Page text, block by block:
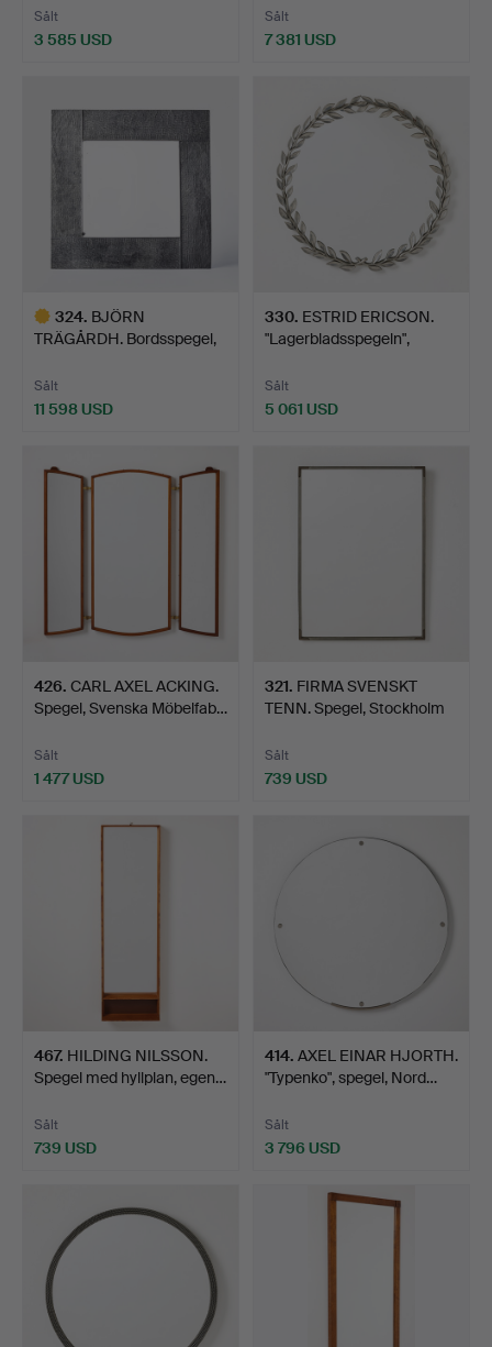
Sålt
3 585 USD
Sålt
7 381 USD
324. BJÖRN
TRÄGÅRDH. Bordsspegel,
Sålt
11 598 USD
föremål
330. ESTRID ERICSON.
"Lagerbladsspegeln",
Sålt
5 061 USD
426. CARL AXEL ACKING.
Spegel, Svenska Möbelfab…
Sålt
1 477 USD
321. FIRMA SVENSKT
TENN. Spegel, Stockholm
Sålt
739 USD
467. HILDING NILSSON.
Spegel med hyllplan, egen…
Sålt
739 USD
414. AXEL EINAR HJORTH.
"Typenko", spegel, Nord…
Sålt
3 796 USD